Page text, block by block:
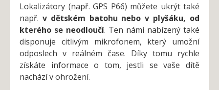
Lokalizátory (např. GPS P66) můžete ukrýt také
např. v dětském batohu nebo v plyšáku, od
kterého se neodloučí. Ten námi nabízený také
disponuje citlivým mikrofonem, který umožní
odposlech v reálném čase. Díky tomu rychle
získáte informace o tom, jestli se vaše dítě
nachází v ohrožení.